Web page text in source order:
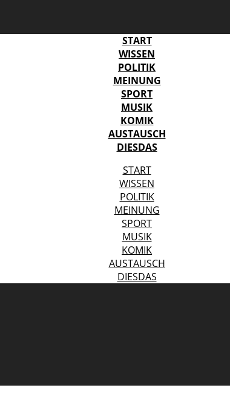
START
WISSEN
POLITIK
MEINUNG
SPORT
MUSIK
KOMIK
AUSTAUSCH
DIESDAS
START
WISSEN
POLITIK
MEINUNG
SPORT
MUSIK
KOMIK
AUSTAUSCH
DIESDAS